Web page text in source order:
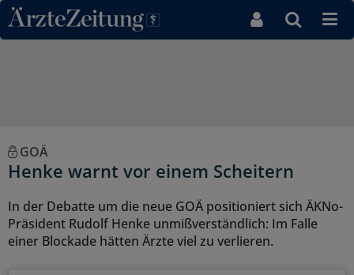
Direkt zum Inhaltsbereich
GOÄ
Henke warnt vor einem Scheitern
In der Debatte um die neue GOÄ positioniert sich ÄKNo-
Präsident Rudolf Henke unmißverständlich: Im Falle
einer Blockade hätten Ärzte viel zu verlieren.